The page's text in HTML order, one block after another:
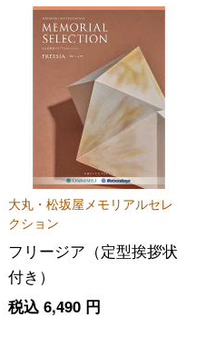
大丸・松坂屋メモリアルセレ
クション
フリージア（定型挨拶状
付き）
税込 6,490円